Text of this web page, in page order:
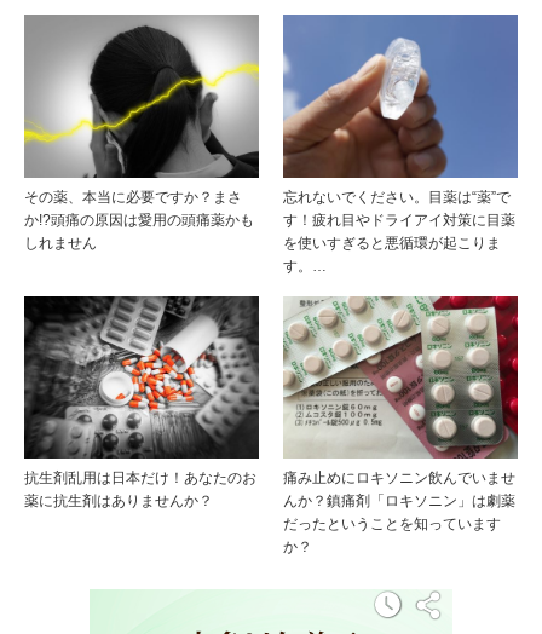
その薬、本当に必要ですか？まさ
か!?頭痛の原因は愛用の頭痛薬かも
しれません
忘れないでください。目薬は“薬”で
す！疲れ目やドライアイ対策に目薬
を使いすぎると悪循環が起こりま
す。…
抗生剤乱用は日本だけ！あなたのお
薬に抗生剤はありませんか？
痛み止めにロキソニン飲んでいませ
んか？鎮痛剤「ロキソニン」は劇薬
だったということを知っています
か？